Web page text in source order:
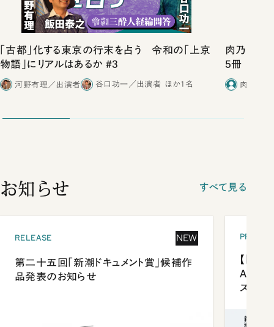
「古都」化する東京の行末を占う 令和の「上京
物語」にリアルはあるか #3
河野有理／出演者 谷口功一／出演者 ほか1名
肉乃小路
5冊
肉乃小路
お知らせ すべて見る
RELEASE NEW
第二十五回「新潮ドキュメント賞」候補作
品発表のお知らせ
【「新
ズプレ